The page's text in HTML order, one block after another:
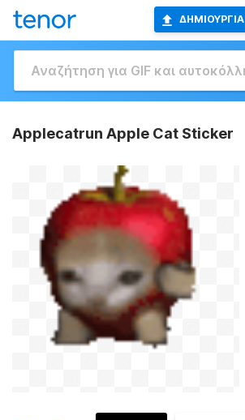
ΔΗΜΙΟΥΡΓΊΑ
Applecatrun Apple Cat Sticker